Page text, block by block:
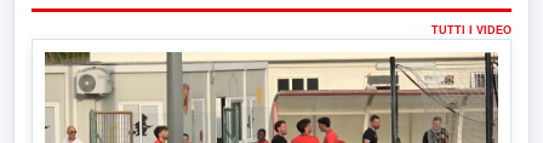
TUTTI I VIDEO